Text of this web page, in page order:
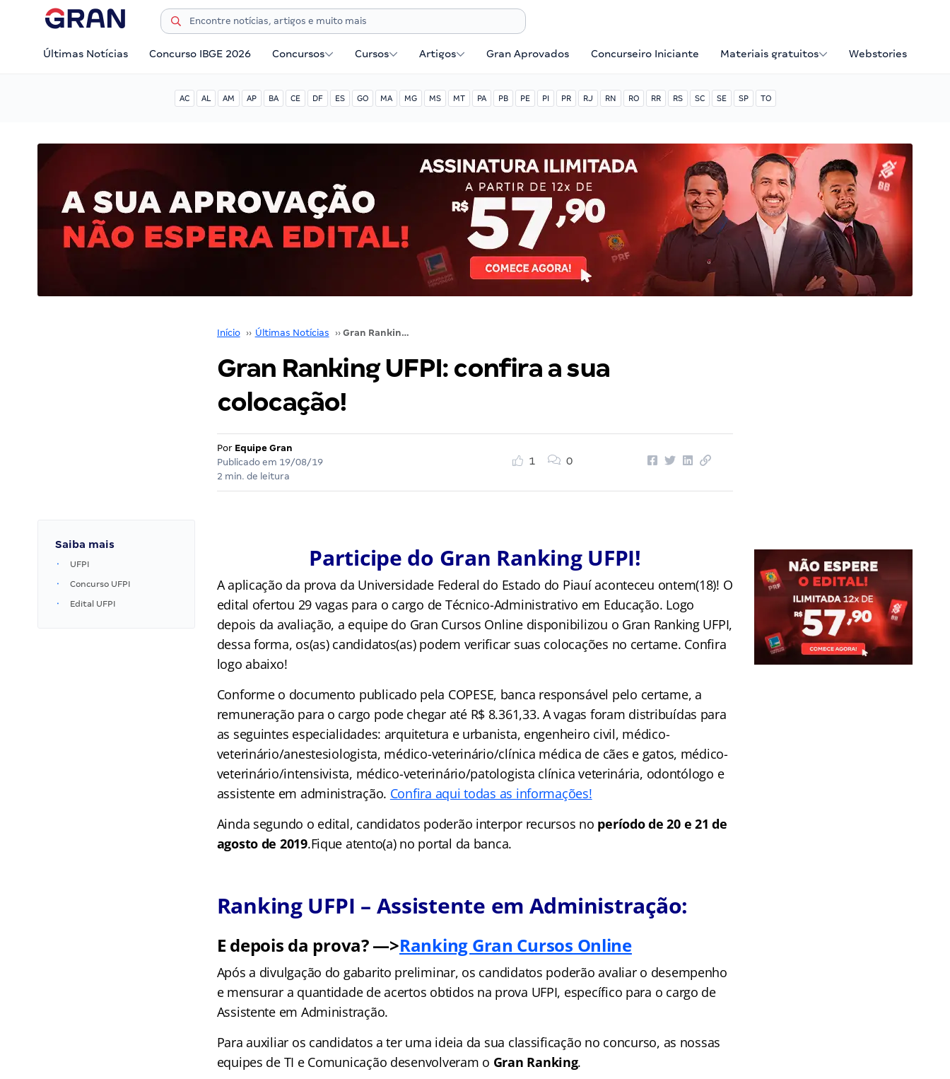
Últimas Notícias Concurso IBGE 2026 Concursos Cursos Artigos Gran Aprovados Concurseiro Iniciante Materiais gratuitos Webstories
AC AL AM AP BA CE DF ES GO MA MG MS MT PA PB PE PI PR RJ RN RO RR RS SC SE SP TO
Início ›› Últimas Notícias ›› Gran Ranking UFPI: confira a sua colocação!
Gran Ranking UFPI: confira a sua
colocação!
Por Equipe Gran
Publicado em 19/08/19
2 min. de leitura
1 0
Saiba mais
UFPI
Concurso UFPI
Edital UFPI
Participe do Gran Ranking UFPI!
A aplicação da prova da Universidade Federal do Estado do Piauí aconteceu ontem(18)! O
edital ofertou 29 vagas para o cargo de Técnico-Administrativo em Educação. Logo
depois da avaliação, a equipe do Gran Cursos Online disponibilizou o Gran Ranking UFPI,
dessa forma, os(as) candidatos(as) podem verificar suas colocações no certame. Confira
logo abaixo!
Conforme o documento publicado pela COPESE, banca responsável pelo certame, a
remuneração para o cargo pode chegar até R$ 8.361,33. A vagas foram distribuídas para
as seguintes especialidades: arquitetura e urbanista, engenheiro civil, médico-
veterinário/anestesiologista, médico-veterinário/clínica médica de cães e gatos, médico-
veterinário/intensivista, médico-veterinário/patologista clínica veterinária, odontólogo e
assistente em administração. Confira aqui todas as informações!
Ainda segundo o edital, candidatos poderão interpor recursos no período de 20 e 21 de
agosto de 2019.Fique atento(a) no portal da banca.
Ranking UFPI – Assistente em Administração:
E depois da prova? —>Ranking Gran Cursos Online
Após a divulgação do gabarito preliminar, os candidatos poderão avaliar o desempenho
e mensurar a quantidade de acertos obtidos na prova UFPI, específico para o cargo de
Assistente em Administração.
Para auxiliar os candidatos a ter uma ideia da sua classificação no concurso, as nossas
equipes de TI e Comunicação desenvolveram o Gran Ranking.